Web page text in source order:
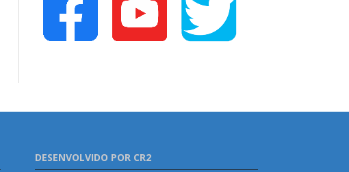
DESENVOLVIDO POR CR2